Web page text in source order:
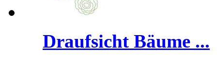
Draufsicht Bäume ...